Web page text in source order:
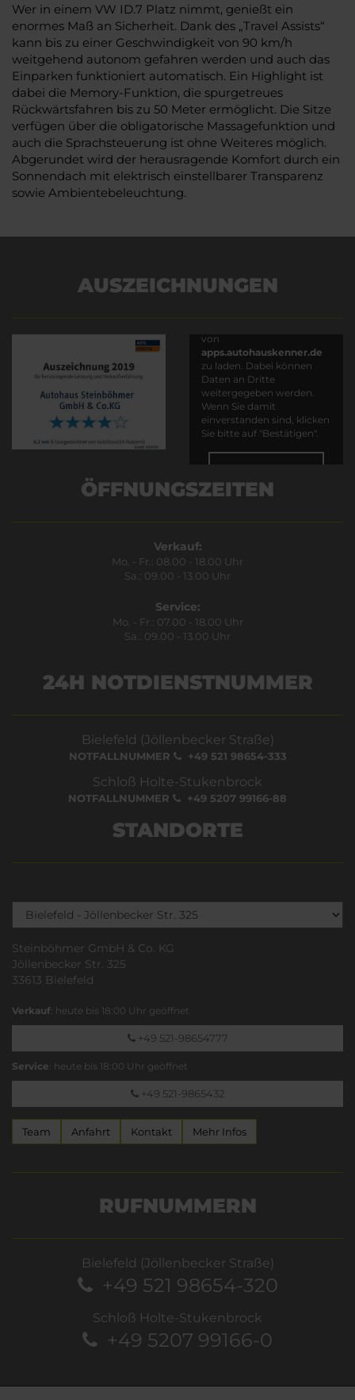
Wer in einem VW ID.7 Platz nimmt, genießt ein
enormes Maß an Sicherheit. Dank des „Travel Assists“
kann bis zu einer Geschwindigkeit von 90 km/h
weitgehend autonom gefahren werden und auch das
Einparken funktioniert automatisch. Ein Highlight ist
dabei die Memory-Funktion, die spurgetreues
Rückwärtsfahren bis zu 50 Meter ermöglicht. Die Sitze
verfügen über die obligatorische Massagefunktion und
auch die Sprachsteuerung ist ohne Weiteres möglich.
Abgerundet wird der herausragende Komfort durch ein
Sonnendach mit elektrisch einstellbarer Transparenz
sowie Ambientebeleuchtung.
AUSZEICHNUNGEN
von
apps.autohauskenner.de
zu laden. Dabei können
Daten an Dritte
weitergegeben werden.
Wenn Sie damit
einverstanden sind, klicken
Sie bitte auf "Bestätigen".
ÖFFNUNGSZEITEN
Verkauf:
Mo. - Fr.: 08.00 - 18.00 Uhr
Sa.: 09.00 - 13.00 Uhr
Service:
Mo. - Fr.: 07.00 - 18.00 Uhr
Sa.: 09.00 - 13.00 Uhr
24H NOTDIENSTNUMMER
Bielefeld (Jöllenbecker Straße)
NOTFALLNUMMER +49 521 98654-333
Schloß Holte-Stukenbrock
NOTFALLNUMMER +49 5207 99166-88
STANDORTE
Steinböhmer GmbH & Co. KG
Jöllenbecker Str. 325
33613 Bielefeld
Verkauf: heute bis 18:00 Uhr geöffnet
+49 521-98654777
Service: heute bis 18:00 Uhr geöffnet
+49 521-9865432
Team Anfahrt Kontakt Mehr Infos
RUFNUMMERN
Bielefeld (Jöllenbecker Straße)
+49 521 98654-320
Schloß Holte-Stukenbrock
+49 5207 99166-0